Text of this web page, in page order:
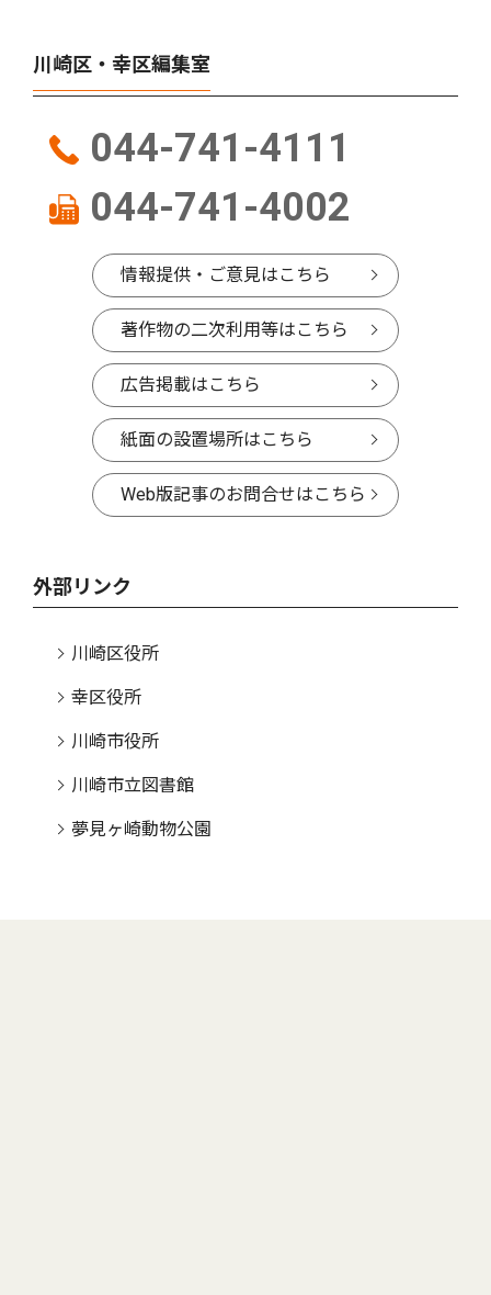
川崎区・幸区編集室
044-741-4111
044-741-4002
情報提供・ご意見はこちら
著作物の二次利用等はこちら
広告掲載はこちら
紙面の設置場所はこちら
Web版記事のお問合せはこちら
外部リンク
川崎区役所
幸区役所
川崎市役所
川崎市立図書館
夢見ヶ崎動物公園